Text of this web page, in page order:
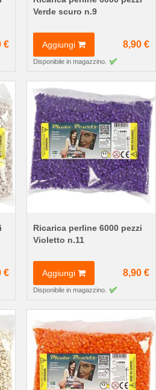
€
Verde scuro n.9
Aggiungi 8,90 €
Disponibile in magazzino.
€
Ricarica perline 6000 pezzi
Violetto n.11
Aggiungi 8,90 €
Disponibile in magazzino.